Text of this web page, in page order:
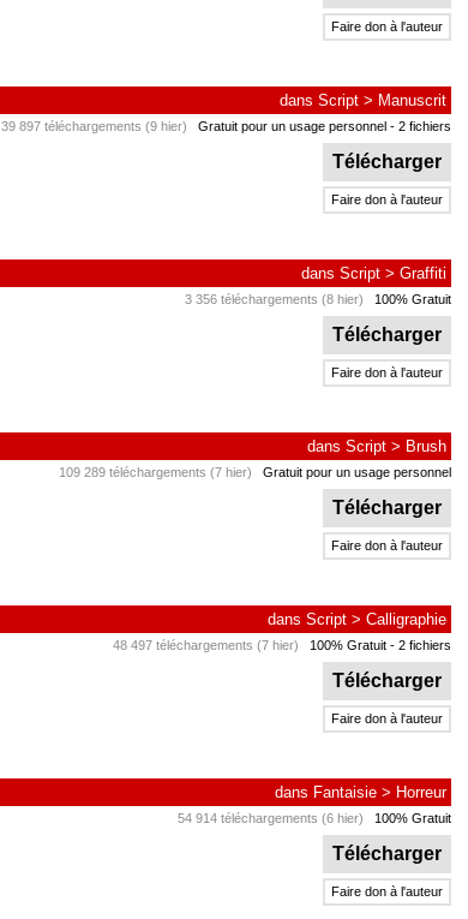
Faire don à l'auteur
dans Script > Manuscrit
39 897 téléchargements (9 hier) Gratuit pour un usage personnel - 2 fichiers
Télécharger
Faire don à l'auteur
dans Script > Graffiti
3 356 téléchargements (8 hier) 100% Gratuit
Télécharger
Faire don à l'auteur
dans Script > Brush
109 289 téléchargements (7 hier) Gratuit pour un usage personnel
Télécharger
Faire don à l'auteur
dans Script > Calligraphie
48 497 téléchargements (7 hier) 100% Gratuit - 2 fichiers
Télécharger
Faire don à l'auteur
dans Fantaisie > Horreur
54 914 téléchargements (6 hier) 100% Gratuit
Télécharger
Faire don à l'auteur